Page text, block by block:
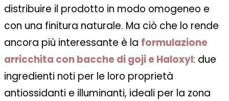
distribuire il prodotto in modo omogeneo e
con una finitura naturale. Ma ciò che lo rende
ancora più interessante è la formulazione
arricchita con bacche di goji e Haloxyl: due
ingredienti noti per le loro proprietà
antiossidanti e illuminanti, ideali per la zona